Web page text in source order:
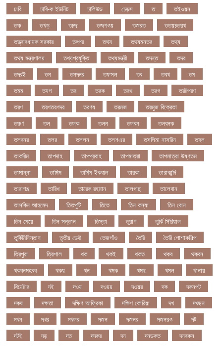
ঢাবি
ঢাবি-ক ইউনিট ঢালিউড ঢেড়স ত
তইওয়ন
তক
তখড় তচছ তজগওয় তজরত
ততয়চতরথ
তত্ত্বাবধায়ক সরকার
তৎপর তথয তথযমনতর
তথ্য
তথ্য মন্ত্রণালয়
তথ্যপ্রযুক্তি তথ্যমন্ত্রী তদন্ত
তদর
তদরই
তন তনদনর তফসল তব তবথ
তম
তমম
তযগ তর তরক তরখ তরগ
তরটপরণ
তরণ
তরণতরণদর তরণয তরমজ
তরমুজ বিক্রেতা
তরুণ
তল তলক তলন তলবন
তলবনক
তলবনর
তলর তললন তলশএর তসলিমা নাসরিন
তহল
তাকরিম
তাপদাহ তাপপ্রবাহ তাপমাত্রা
তাপমাত্রা উষ্ণতম
তামান্না
তামিম তামিম ইকবাল তারকা
তারাকান্দি
তারাগঞ্জ
তারিখ তারেক রহমান তালগাছ
তালেবান
তাসকিন আহমেদ
তিতপুটি তিতে তিন কন্যা
তিন বোন
তিন মেয়ে
তিন সন্তান তিস্তা তুরাগ
তুর্কি সিরিয়াল
তুর্কিমিনিস্তান
তৃতীয় ডেউ তেজগাঁও তৈরি
তৈরি পোশাকশিল্প
ত্রিপুরা
ত্রিশাল থক থকই থকত থকব
থকবন
থকবনমহবব
থকয় থন থমক থমছ থমল
থানায়
থিয়েটার
দই দওয় দওয়য় দওয়র দক
দকনপট
দকষ
দক্ষতা দক্ষিণ আফ্রিকা দক্ষিণ কোরিয়া দখ
দখছন
দখন
দখর দখলর দজন দজনর দজনরও
দট
দটই
দড় দত দদকর দন দনডকত
দনবকস